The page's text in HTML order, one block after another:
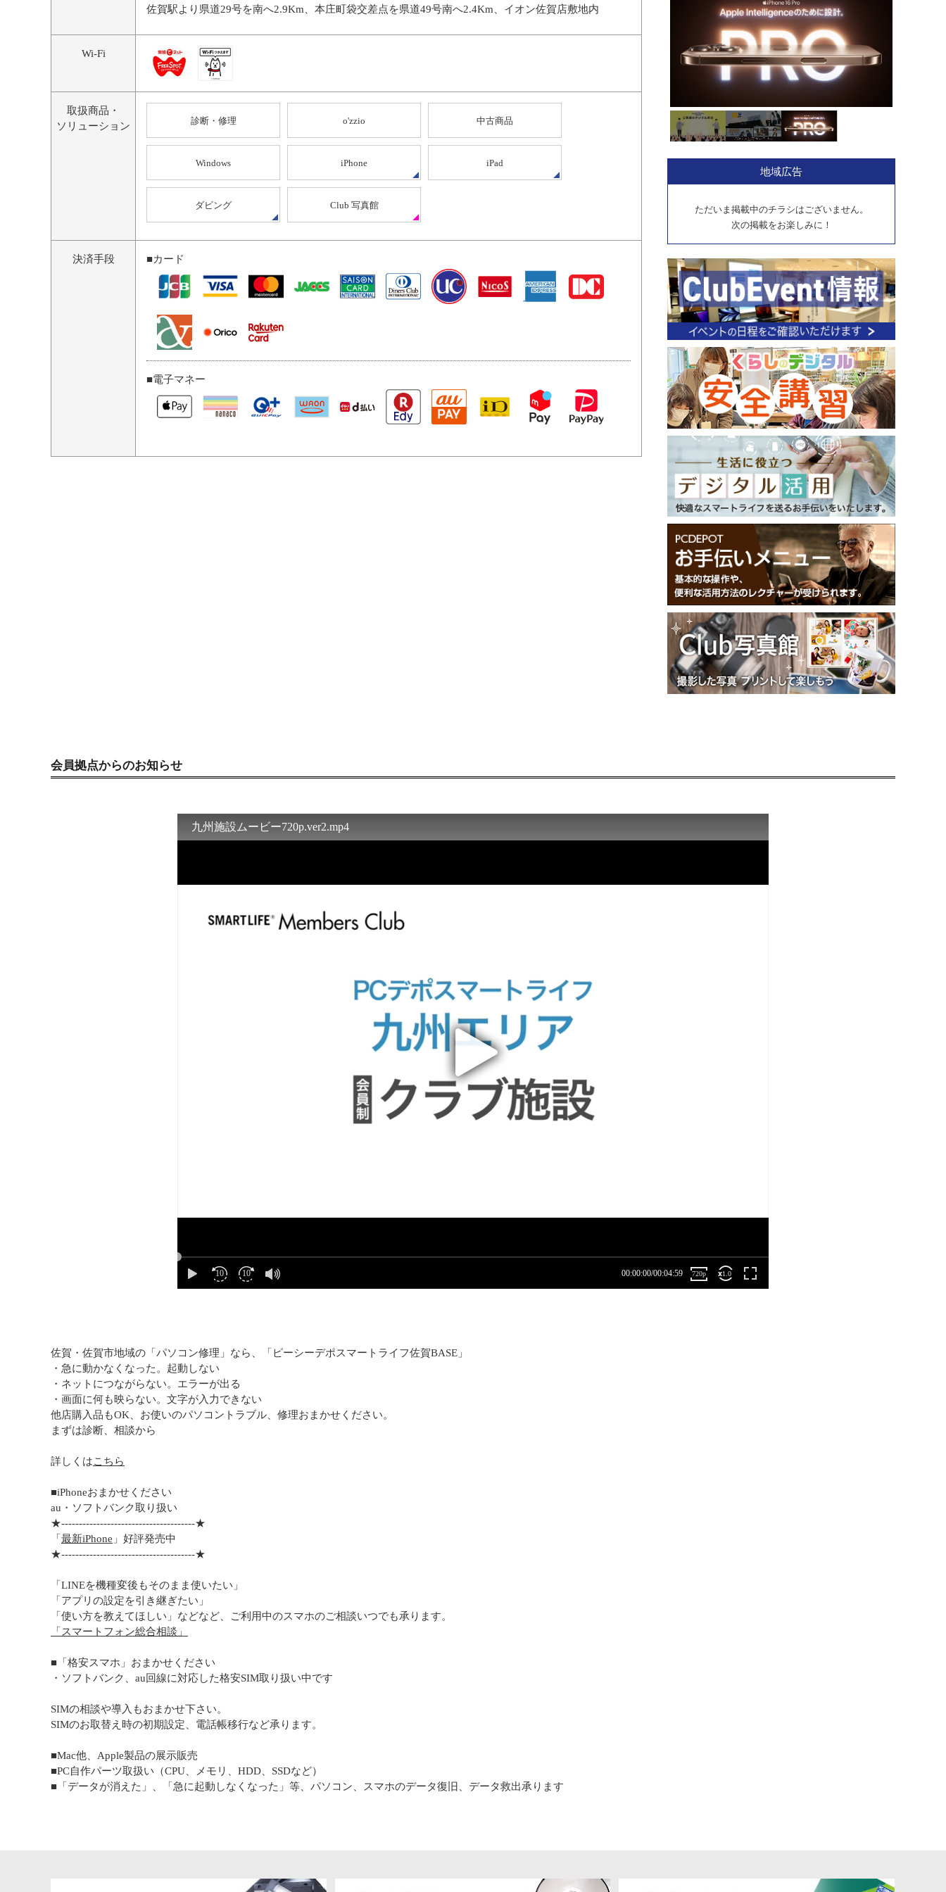
地域広告
ただいま掲載中のチラシはございません。
次の掲載をお楽しみに！
佐賀駅より県道29号を南へ2.9Km、本庄町袋交差点を県道49号南へ2.4Km、イオン佐賀店敷地内
Wi-Fi
取扱商品・
ソリューション
診断・修理 o'zzio 中古商品
Windows iPhone iPad
ダビング Club 写真館
決済手段 ■カード
■電子マネー
会員拠点からのお知らせ
佐賀・佐賀市地域の「パソコン修理」なら、「ピーシーデポスマートライフ佐賀BASE」
・急に動かなくなった。起動しない
・ネットにつながらない。エラーが出る
・画面に何も映らない。文字が入力できない
他店購入品もOK、お使いのパソコントラブル、修理おまかせください。
まずは診断、相談から
詳しくはこちら
■iPhoneおまかせください
au・ソフトバンク取り扱い
★--------------------------------------★
「 最新iPhone 」好評発売中
★--------------------------------------★
「LINEを機種変後もそのまま使いたい」
「アプリの設定を引き継ぎたい」
「使い方を教えてほしい」などなど、ご利用中のスマホのご相談いつでも承ります。
「スマートフォン総合相談」
■「格安スマホ」おまかせください
・ソフトバンク、au回線に対応した格安SIM取り扱い中です
SIMの相談や導入もおまかせ下さい。
SIMのお取替え時の初期設定、電話帳移行など承ります。
■Mac他、Apple製品の展示販売
■PC自作パーツ取扱い（CPU、メモリ、HDD、SSDなど）
■「データが消えた」、「急に起動しなくなった」等、パソコン、スマホのデータ復旧、データ救出承ります